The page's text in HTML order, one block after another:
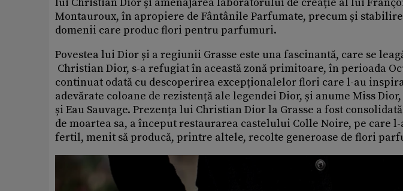
Montauroux, în apropiere de Fântânile Parfumate, precum și
domenii care produc flori pentru parfumuri.
Povestea lui Dior și a regiunii Grasse este una fascinantă, care se
Christian Dior, s-a refugiat în această zonă primitoare, în perioada
continuat odată cu descoperirea excepționalelor flori care l-au
adevărate coloane de rezistență ale legendei Dior, și anume Miss
și Eau Sauvage. Prezența lui Christian Dior la Grasse a fost
de moartea sa, a început restaurarea castelului Colle Noire, pe care
fertil, menit să producă, printre altele, recolte generoase de flori